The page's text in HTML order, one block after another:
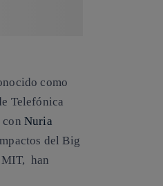
como
Telefónica
con Nuria
del Big
MIT, han